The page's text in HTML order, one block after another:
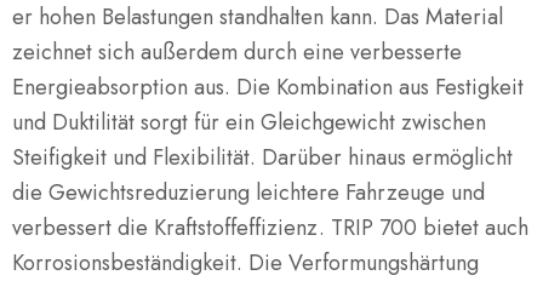
er hohen Belastungen standhalten kann. Das Material
zeichnet sich außerdem durch eine verbesserte
Energieabsorption aus. Die Kombination aus Festigkeit
und Duktilität sorgt für ein Gleichgewicht zwischen
Steifigkeit und Flexibilität. Darüber hinaus ermöglicht
die Gewichtsreduzierung leichtere Fahrzeuge und
verbessert die Kraftstoffeffizienz. TRIP 700 bietet auch
Korrosionsbeständigkeit. Die Verformungshärtung